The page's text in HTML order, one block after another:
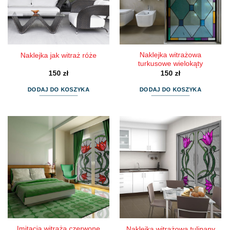
Naklejka jak witraż róże
150 zł
DODAJ DO KOSZYKA
Naklejka witrażowa
turkusowe wielokąty
150 zł
DODAJ DO KOSZYKA